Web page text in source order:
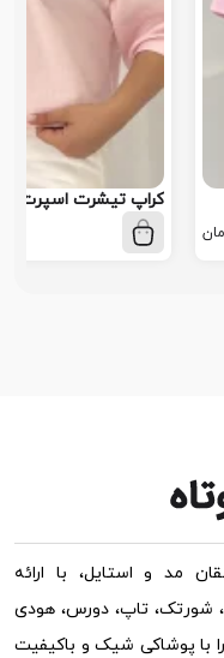
کراپ تیشرت اسپرت کد
مد و استایل، با ارائه
شورتک، تاپ، دورس، هودی
با پوشاکی شیک و باکیفیت